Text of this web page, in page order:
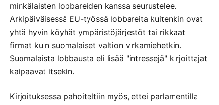
minkälaisten lobbareiden kanssa seurustelee.
Arkipäiväisessä EU-työssä lobbareita kuitenkin ovat
yhtä hyvin köyhät ympäristöjärjestöt tai rikkaat
firmat kuin suomalaiset valtion virkamiehetkin.
Suomalaista lobbausta eli lisää "intressejä" kirjoittajat
kaipaavat itsekin.
Kirjoituksessa pahoiteltiin myös, ettei parlamentilla